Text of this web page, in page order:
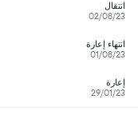
انتقال
02/08/23
انتهاء إعارة
01/08/23
إعارة
29/01/23